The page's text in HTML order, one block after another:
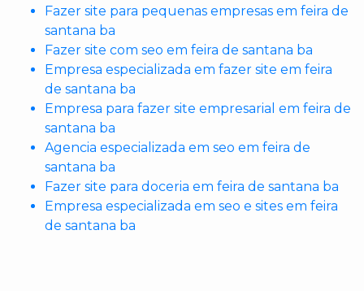
Fazer site para pequenas empresas em feira de
santana ba
Fazer site com seo em feira de santana ba
Empresa especializada em fazer site em feira
de santana ba
Empresa para fazer site empresarial em feira de
santana ba
Agencia especializada em seo em feira de
santana ba
Fazer site para doceria em feira de santana ba
Empresa especializada em seo e sites em feira
de santana ba